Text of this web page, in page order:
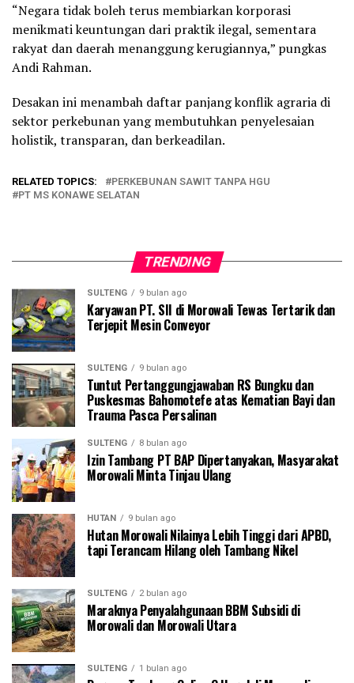
“Negara tidak boleh terus membiarkan korporasi
menikmati keuntungan dari praktik ilegal, sementara
rakyat dan daerah menanggung kerugiannya,” pungkas
Andi Rahman.
Desakan ini menambah daftar panjang konflik agraria di
sektor perkebunan yang membutuhkan penyelesaian
holistik, transparan, dan berkeadilan.
RELATED TOPICS:
PERKEBUNAN SAWIT TANPA HGU
PT MS KONAWE SELATAN
TRENDING
SULTENG 9 bulan ago
Karyawan PT. SII di Morowali Tewas Tertarik dan
Terjepit Mesin Conveyor
SULTENG 9 bulan ago
Tuntut Pertanggungjawaban RS Bungku dan
Puskesmas Bahomotefe atas Kematian Bayi dan
Trauma Pasca Persalinan
SULTENG 8 bulan ago
Izin Tambang PT BAP Dipertanyakan, Masyarakat
Morowali Minta Tinjau Ulang
HUTAN 9 bulan ago
Hutan Morowali Nilainya Lebih Tinggi dari APBD,
tapi Terancam Hilang oleh Tambang Nikel
SULTENG 2 bulan ago
Maraknya Penyalahgunaan BBM Subsidi di
Morowali dan Morowali Utara
SULTENG 1 bulan ago